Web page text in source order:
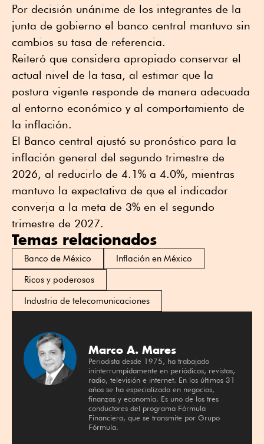
Por decisión unánime de los integrantes de la
junta de gobierno el banco central mantuvo sin
cambios su tasa de referencia.
Reiteró que considera apropiado conservar el
actual nivel de la tasa, al estimar que la
postura vigente responde de manera adecuada
al entorno económico y al comportamiento de
la inflación.
El Banco central ajustó su pronóstico para la
inflación general del segundo trimestre de
2026, al reducirlo de 4.1% a 4.0%, mientras
mantuvo la expectativa de que el indicador
converja a la meta de 3% en el segundo
trimestre de 2027.
Temas relacionados
Banco de México
Inflación en México
Ricos y poderosos
Industria de telecomunicaciones
Marco A. Mares
Periodista desde 1975, ha trabajado
ininterrumpidamente en periódicos, revistas,
radio, televisión e internet. En los últimos 31
años se ha especializado en negocios,
finanzas y economía. Es uno de los tres
conductores del programa Fórmula
Financiera, que se transmite por Grupo
Fórmula.